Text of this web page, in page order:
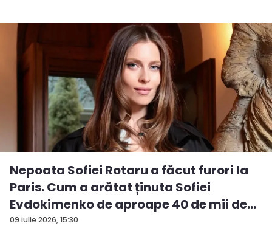
09 iulie 2026, 15:30
Nepoata Sofiei Rotaru a făcut furori la
Paris. Cum a arătat ținuta Sofiei
Evdokimenko de aproape 40 de mii de
e...